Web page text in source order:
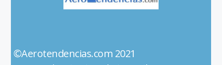
©Aerotendencias.com 2021